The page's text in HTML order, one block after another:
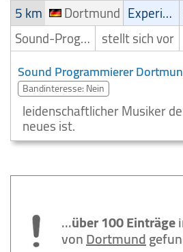
5 km
Dortmund Experimental
Sound-Programmierer stellt sich vor
Sound Programmierer
Bandinteresse: Nein
leidenschaftlicher Musiker
neues ist.
...über 100 Einträge
vonDortmund